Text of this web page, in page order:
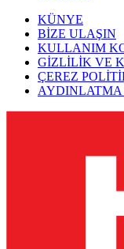
KÜNYE
BİZE ULAŞIN
KULLANIM
GİZLİLİK VE
ÇEREZ
AYDINLATMA